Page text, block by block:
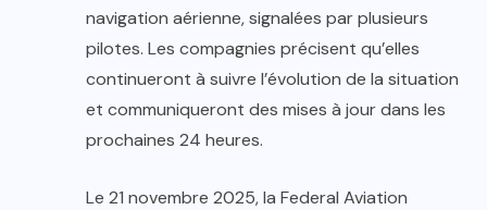
navigation aérienne, signalées par plusieurs
pilotes. Les compagnies précisent qu’elles
continueront à suivre l’évolution de la situation
et communiqueront des mises à jour dans les
prochaines 24 heures.
Le 21 novembre 2025, la Federal Aviation